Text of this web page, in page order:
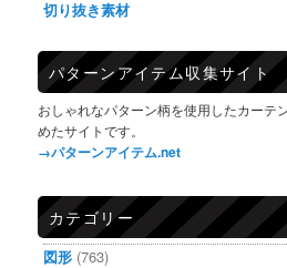
切り抜き素材
パターンアイテム収集サイト
おしゃれなパターン柄を使用したカーテ
めたサイトです。
→パターンアイテム.net
カテゴリー
図形 (763)